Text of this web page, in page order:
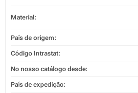
Material:
País de origem:
Código Intrastat:
No nosso catálogo desde:
País de expedição: